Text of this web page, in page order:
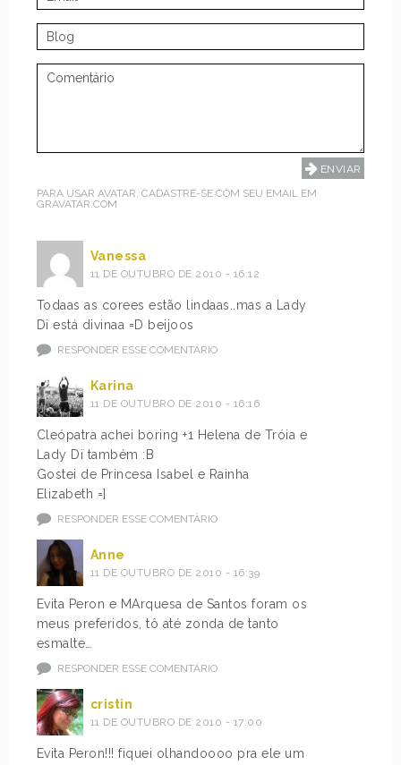
PARA USAR AVATAR, CADASTRE-SE COM SEU EMAIL EM
GRAVATAR.COM
Vanessa
11 DE OUTUBRO DE 2010 - 16:12
Todaas as corees estão lindaas..mas a Lady
Di está divinaa =D beijoos
RESPONDER ESSE COMENTÁRIO
Karina
11 DE OUTUBRO DE 2010 - 16:16
Cleópatra achei boring +1 Helena de Tróia e
Lady Di também :B
Gostei de Princesa Isabel e Rainha
Elizabeth =]
RESPONDER ESSE COMENTÁRIO
Anne
11 DE OUTUBRO DE 2010 - 16:39
Evita Peron e MArquesa de Santos foram os
meus preferidos, tô até zonda de tanto
esmalte…
RESPONDER ESSE COMENTÁRIO
cristin
11 DE OUTUBRO DE 2010 - 17:00
Evita Peron!!! fiquei olhandoooo pra ele um